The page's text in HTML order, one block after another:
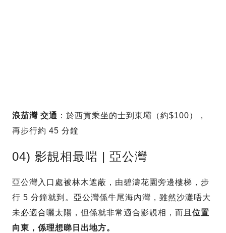
浪茄灣 交通 ：於西貢乘坐的士到東壩（約$100），
再步行約 45 分鐘
04) 影靚相最啱 | 亞公灣
亞公灣入口處被林木遮蔽，由碧濤花園旁邊樓梯，步
行 5 分鐘就到。亞公灣係牛尾海內灣，雖然沙灘唔大
未必適合曬太陽，但係就非常適合影靚相，而且 位置
向東，係理想睇日出地方。